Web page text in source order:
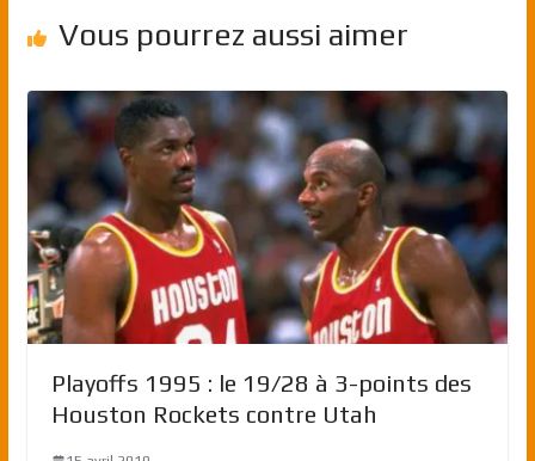
Vous pourrez aussi aimer
Playoffs 1995 : le 19/28 à 3-points des
Houston Rockets contre Utah